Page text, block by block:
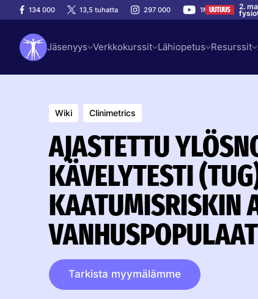
134 000 13,5 tuhatta 297 000 1M UUTUUS 2.
Jäsenyys Verkkokurssit Lähiopetus Resurssit
Wiki Clinimetrics
AJASTETTU
KÄVELYTESTI (TUG)
KAATUMISRISKIN
Tarkista myymälämme